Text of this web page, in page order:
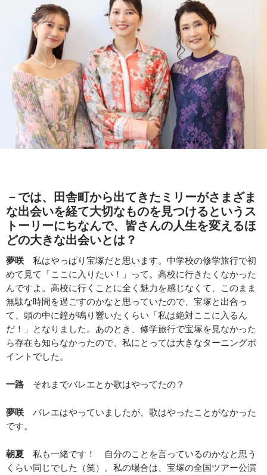
－では、 田舎町から出てきたミリーがさまざま
な出会いを経て大切なものを見つけるというス
トーリーにちなんで、皆さんの人生を変えるほ
どの大きな出会いとは？
夢咲 私はやっぱり宝塚だと思います。中学校の修学旅行で初
めて見て「ここに入りたい！」って。高校に行きたくなかった
んですよ。高校に行くことに全く魅力を感じなくて、このまま
無駄な時間を過ごすのかなと思っていたので、宝塚と出合っ
て、頭の中に鐘が鳴り響いたくらい「私は絶対ここに入るん
だ！」となりました。あのとき、修学旅行で宝塚を見なかった
ら存在も知らなかったので、私にとっては大きなターニングポ
イントでした。
一路 それまでバレエとか歌はやってたの？
夢咲 バレエはやっていましたが、歌はやったことがなかった
です。
朝夏 私も一緒です！ 自分のことを言っているのかなと思う
くらい同じでした（笑）。私の場合は、宝塚の全国ツアー公演